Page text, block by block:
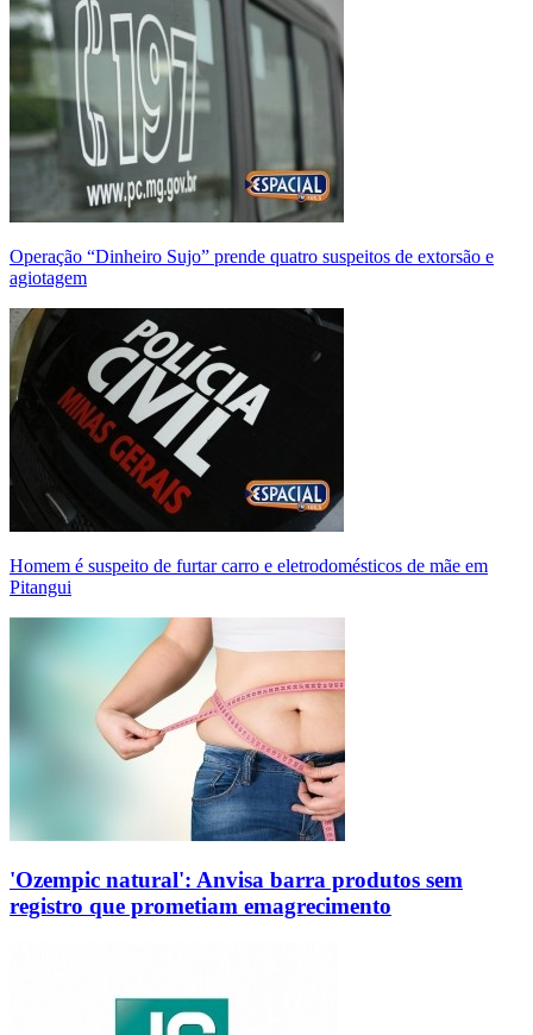
Operação “Dinheiro Sujo” prende quatro suspeitos de extorsão e
agiotagem
Homem é suspeito de furtar carro e eletrodomésticos de mãe em
Pitangui
'Ozempic natural': Anvisa barra produtos sem
registro que prometiam emagrecimento